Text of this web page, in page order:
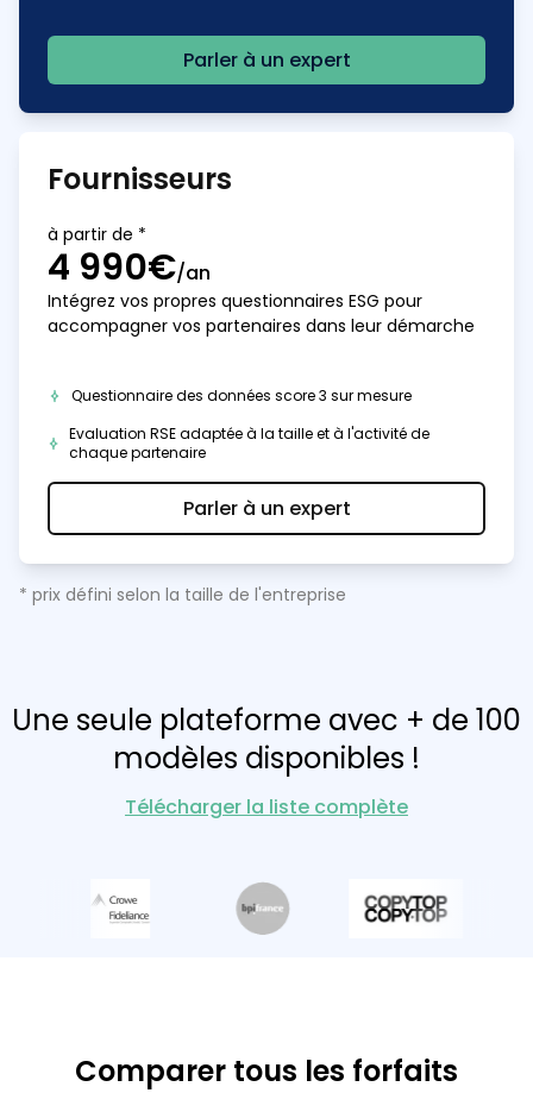
Parler à un expert
Fournisseurs
à partir de *
4 990€/an
Intégrez vos propres questionnaires ESG pour
accompagner vos partenaires dans leur démarche
Questionnaire des données score 3 sur mesure
Evaluation RSE adaptée à la taille et à l'activité de
chaque partenaire
Parler à un expert
* prix défini selon la taille de l'entreprise
Une seule plateforme avec + de 100
modèles disponibles !
Télécharger la liste complète
Comparer tous les forfaits